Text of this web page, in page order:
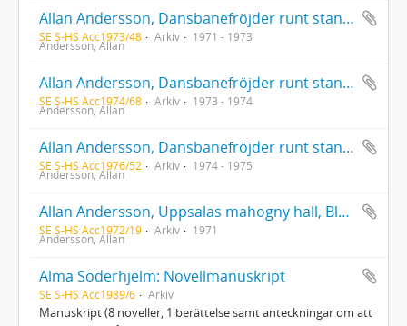
Allan Andersson, Dansbanefröjder runt stan 1940-1947 del 1-2
SE S-HS Acc1973/48 Arkiv 1971 - 1973
Andersson, Allan
Allan Andersson, Dansbanefröjder runt stan 1940-1947 del 3
SE S-HS Acc1974/68 Arkiv 1973 - 1974
Andersson, Allan
Allan Andersson, Dansbanefröjder runt stan 1940-1947 del 4
SE S-HS Acc1976/52 Arkiv 1974 - 1975
Andersson, Allan
Allan Andersson, Uppsalas mahogny hall, Bluffen 1940-1947
SE S-HS Acc1972/19 Arkiv 1971
Andersson, Allan
Alma Söderhjelm: Novellmanuskript
SE S-HS Acc1989/6 Arkiv
Manuskript (8 noveller, 1 berättelse samt anteckningar om att